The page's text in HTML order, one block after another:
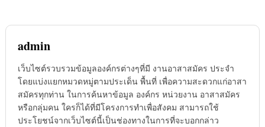
admin
เว็บไซต์รวบรวมข้อมูลองค์กรต่างๆที่มี งานอาสาสมัคร ประจำ
โดยแบ่งแยกหมวดหมู่ตามประเด็น พื้นที่ เพื่อความสะดวกแก่อาสา
สมัครทุกท่าน ในการค้นหาข้อมูล องค์กร หน่วยงาน อาสาสมัคร
หรือกลุ่มคน ใครก็ได้ที่มีโครงการทำเพื่อสังคม สามารถใช้
ประโยชน์จากเว็บไซต์นี้เป็นช่องทางในการที่จะบอกกล่าว